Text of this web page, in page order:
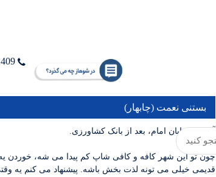
09151401409
بستنی نعمت (چابهار)
آدرس: خیابان امام، بعد از بانک کشاورزی.
چون تو این شهر کافه و کافی شاپ کم پیدا می شه، خوردن
قدیمی خیلی می تونه لذت بخش باشه. پیشنهاد می کنم یه